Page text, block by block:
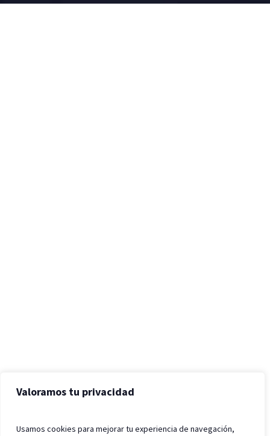
Valoramos tu privacidad
Usamos cookies para mejorar tu experiencia de navegación,